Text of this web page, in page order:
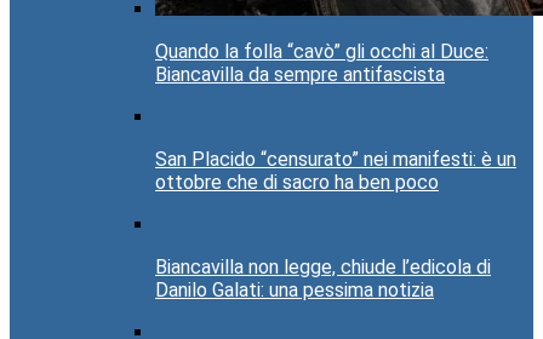
Quando la folla “cavò” gli occhi al Duce:
Biancavilla da sempre antifascista
San Placido “censurato” nei manifesti: è un
ottobre che di sacro ha ben poco
Biancavilla non legge, chiude l’edicola di
Danilo Galati: una pessima notizia